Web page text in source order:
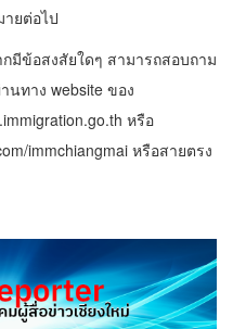
ยต่อไป
มีข้อสงสัยใดๆ สามารถสอบถาม
นทาง website ของ
หรือ
immchiangmai หรือสายตรง